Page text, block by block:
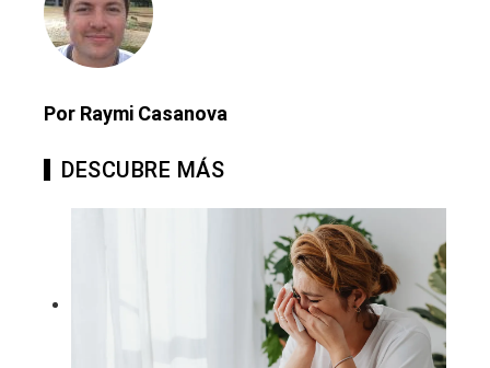
Por Raymi Casanova
DESCUBRE MÁS